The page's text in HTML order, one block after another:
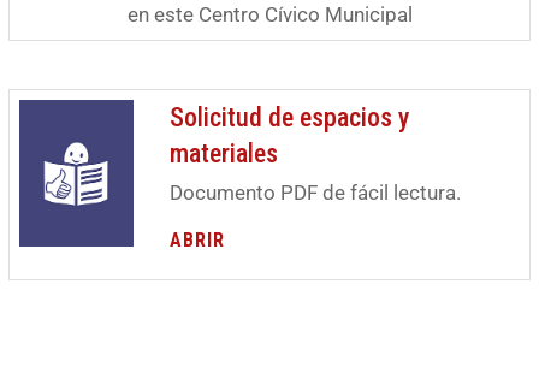
en este Centro Cívico Municipal
Solicitud de espacios y
materiales
Documento PDF de fácil lectura.
ABRIR